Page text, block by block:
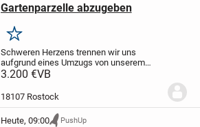
Gartenparzelle abzugeben
Merken
Schweren Herzens trennen wir uns
aufgrund eines Umzugs von unserem
geliebten Garten, der uns viele schöne
uns, dass dieses kleine Stück Grün
3.200 €VB
18107 Rostock
Heute, 09:00 PushUp